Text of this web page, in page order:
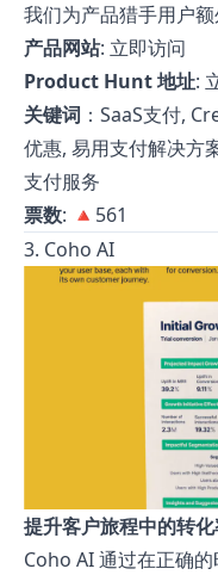
我们为产品猎手用户
产品网站: 立即访问
Product Hunt 地址:
关键词 ：SaaS支付,
优惠, 易用支付解决方
支付服务
票数: 🔺561
3. Coho AI
提升客户旅程中的转
Coho AI 通过在正确